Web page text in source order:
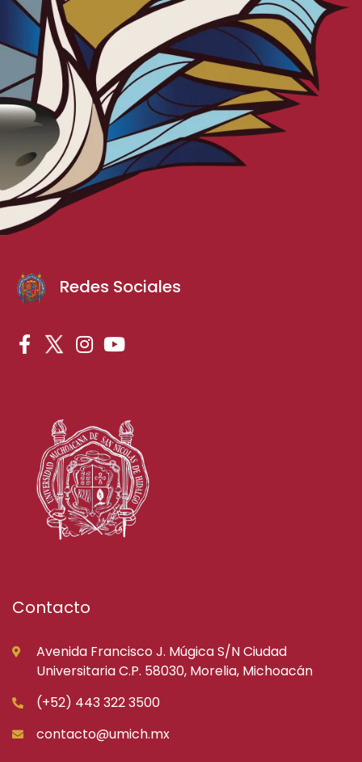
Redes Sociales
Contacto
Avenida Francisco J. Múgica S/N Ciudad
Universitaria C.P. 58030, Morelia, Michoacán
(+52) 443 322 3500
contacto@umich.mx